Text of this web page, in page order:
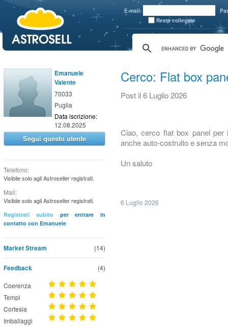
E-mail:
Resta collegato
Emanuele
Valente
70033
Puglia
Data iscrizione:
12.08.2025
Segui questo utente
Telefono:
Visibile solo agli Astroseller registrati.
Mail:
Visibile solo agli Astroseller registrati.
Registrati subitoper entrare in
contatto con Emanuele
(14)
Market Stream
Feedback (4)
Coerenza
Tempi
Cortesia
Imballaggi
Cerco: Flat box
Post il 6 Luglio 2026
Ciao, cerco flat box panel
anche auto-costruito e senza
Un saluto
6 Luglio 2026